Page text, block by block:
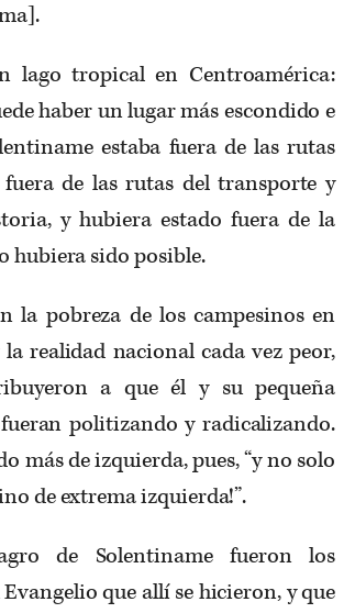
lago tropical en Centroamérica:
haber un lugar más escondido e
estaba fuera de las rutas
de las rutas del transporte y
y hubiera estado fuera de la
hubiera sido posible.
la pobreza de los campesinos en
realidad nacional cada vez peor,
a que él y su pequeña
politizando y radicalizando.
más de izquierda, pues, “y no solo
de extrema izquierda!”.
de Solentiname fueron los
que allí se hicieron, y que